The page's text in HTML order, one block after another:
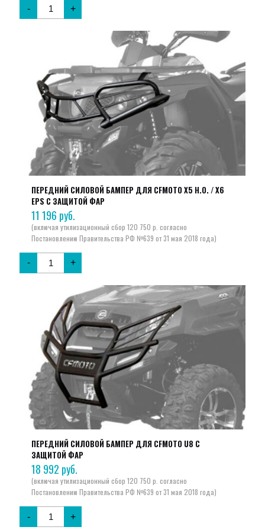
- +
ПЕРЕДНИЙ СИЛОВОЙ БАМПЕР ДЛЯ CFMOTO X5 H.O. / X6
EPS С ЗАЩИТОЙ ФАР
11 196 руб.
- +
ПЕРЕДНИЙ СИЛОВОЙ БАМПЕР ДЛЯ CFMOTO U8 С
ЗАЩИТОЙ ФАР
18 992 руб.
- +